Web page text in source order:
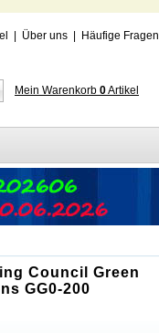
Über uns Häufige Fragen
Mein Warenkorb 0Artikel
Council Green
GG0-200